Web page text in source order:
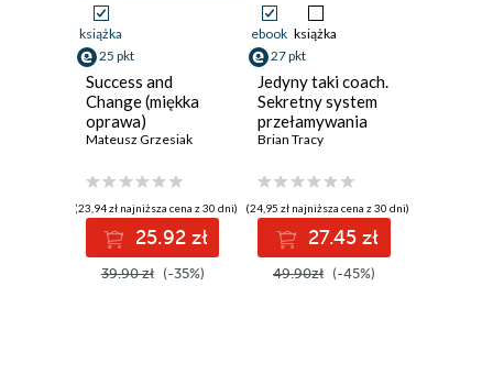
książka
25 pkt
Success and
Change (miękka
oprawa)
Mateusz Grzesiak
(23,94 zł najniższa cena z 30 dni)
25.92 zł
39.90 zł (-35%)
ebook książka
27 pkt
Jedyny taki coach.
Sekretny system
przełamywania
barier na drodze
Brian Tracy
(24,95 zł najniższa cena z 30 dni)
27.45 zł
49.90zł (-45%)